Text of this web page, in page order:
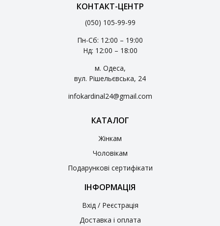
КОНТАКТ-ЦЕНТР
(050) 105-99-99
Пн-Сб: 12:00 – 19:00
Нд: 12:00 – 18:00
м. Одеса,
вул. Рішельєвська, 24
infokardinal24@gmail.com
КАТАЛОГ
Жінкам
Чоловікам
Подарункові сертифікати
ІНФОРМАЦІЯ
Вхід / Реєстрація
Доставка і оплата